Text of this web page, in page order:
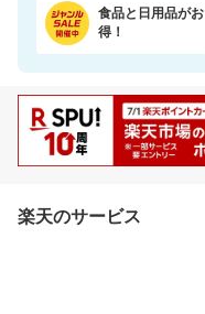
食品と日用品がお
得！
楽天のサービス